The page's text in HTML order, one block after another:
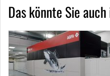
Das könnte Sie